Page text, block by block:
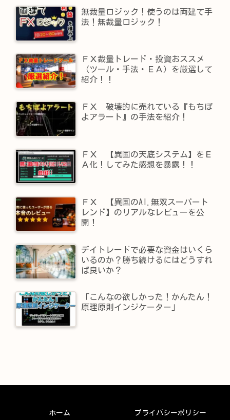
無裁量ロジック！使うのは両建て手
法！無裁量ロジック！
ＦＸ裁量トレード・投資おススメ
（ツール・手法・ＥＡ）を厳選して
紹介！！
ＦＸ 破壊的に売れている『もちぽ
よアラート』の手法を紹介！
ＦＸ 【異国の天底システム】をＥ
Ａ化！してみた感想を暴露！！
ＦＸ 【異国のAI.無双スーパート
レンド】​のリアルなレビューを公
開！
デイトレードで必要な資金はいくら
いるのか？勝ち続けるにはどうすれ
ば良いか？
「こんなの欲しかった！かんたん！
原理原則インジケーター」
ホーム プライバシーポリシー